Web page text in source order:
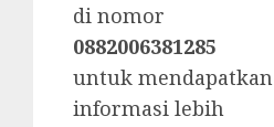
di nomor
0882006381285
untuk mendapatkan
informasi lebih